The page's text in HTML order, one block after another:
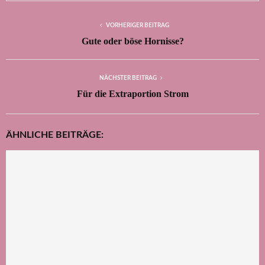
VORHERIGER BEITRAG
Gute oder böse Hornisse?
NÄCHSTER BEITRAG
Für die Extraportion Strom
ÄHNLICHE BEITRÄGE: